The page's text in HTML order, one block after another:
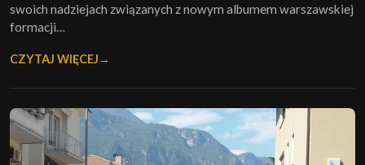
swoich nadziejach związanych z nowym albumem warszawskiej
formacji…
CZYTAJ WIĘCEJ